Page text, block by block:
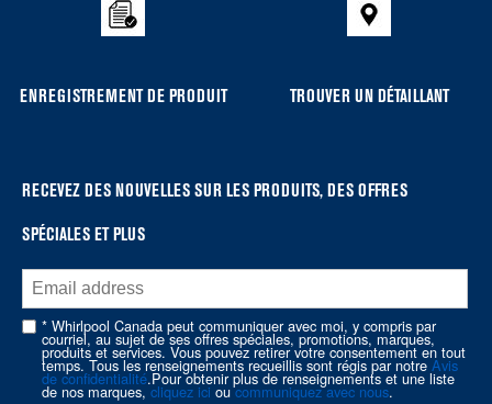
you
end
page
ENREGISTREMENT DE PRODUIT TROUVER UN DÉTAILLANT
RECEVEZ DES NOUVELLES SUR LES PRODUITS, DES OFFRES
SPÉCIALES ET PLUS
* Whirlpool Canada peut communiquer avec moi, y compris par
courriel, au sujet de ses offres spéciales, promotions, marques,
produits et services. Vous pouvez retirer votre consentement en tout
temps. Tous les renseignements recueillis sont régis par notreAvis
de confidentialité.Pour obtenir plus de renseignements et une liste
de nos marques,cliquez icioucommuniquez avec nous.